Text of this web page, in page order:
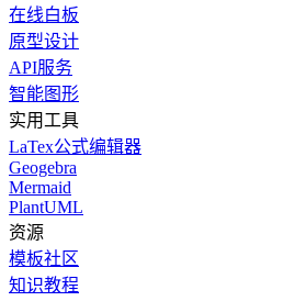
在线白板
原型设计
API服务
智能图形
实用工具
LaTex公式编辑器
Geogebra
Mermaid
PlantUML
资源
模板社区
知识教程